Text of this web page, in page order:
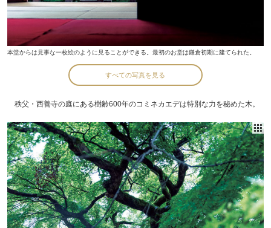
本堂からは見事な一枚絵のように見ることができる。最初のお堂は鎌倉初期に建てられた。
すべての写真を見る
秩父・西善寺の庭にある樹齢600年のコミネカエデは特別な力を秘めた木。